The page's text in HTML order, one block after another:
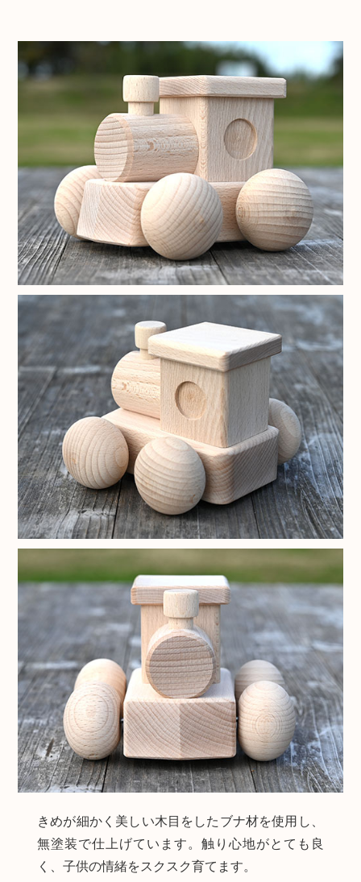
きめが細かく美しい木目をしたブナ材を使用し、
無塗装で仕上げています。触り心地がとても良
く、子供の情緒をスクスク育てます。